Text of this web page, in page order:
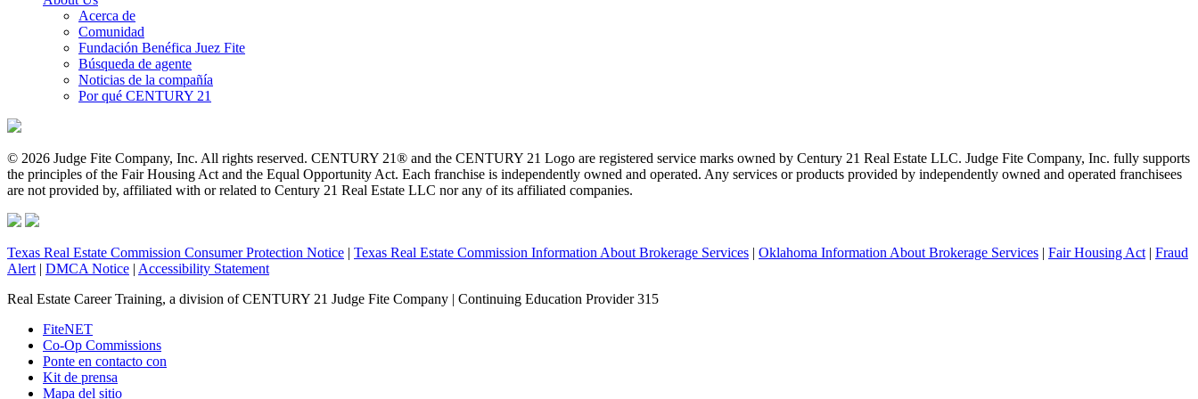
Acerca de
Comunidad
Fundación Benéfica Juez Fite
Búsqueda de agente
Noticias de la compañía
Por qué CENTURY 21
© 2026 Judge Fite Company, Inc. All rights reserved. CENTURY 21® and the CENTURY 21 Logo are registered service marks owned by Century 21 Real Estate LLC. Judge Fite Company, Inc. fully supports
the principles of the Fair Housing Act and the Equal Opportunity Act. Each franchise is independently owned and operated. Any services or products provided by independently owned and operated franchisees
are not provided by, affiliated with or related to Century 21 Real Estate LLC nor any of its affiliated companies.
Texas Real Estate Commission Consumer Protection Notice | Texas Real Estate Commission Information About Brokerage Services | Oklahoma Information About Brokerage Services | Fair Housing Act | Fraud
Alert | DMCA Notice | Accessibility Statement
Real Estate Career Training, a division of CENTURY 21 Judge Fite Company | Continuing Education Provider 315
FiteNET
Co-Op Commissions
Ponte en contacto con
Kit de prensa
Mapa del sitio